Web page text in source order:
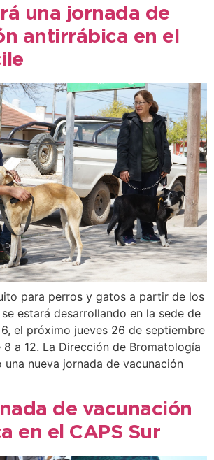
una jornada de
antirrábica en el
para perros y gatos a partir de los
estará desarrollando en la sede de
el próximo jueves 26 de septiembre
a 12. La Dirección de Bromatología
una nueva jornada de vacunación
de vacunación
en el CAPS Sur